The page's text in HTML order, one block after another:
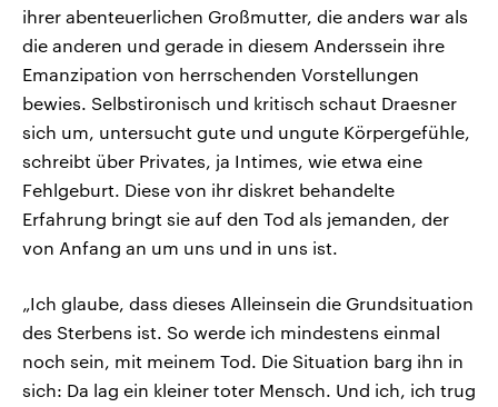
ihrer abenteuerlichen Großmutter, die anders war als
die anderen und gerade in diesem Anderssein ihre
Emanzipation von herrschenden Vorstellungen
bewies. Selbstironisch und kritisch schaut Draesner
sich um, untersucht gute und ungute Körpergefühle,
schreibt über Privates, ja Intimes, wie etwa eine
Fehlgeburt. Diese von ihr diskret behandelte
Erfahrung bringt sie auf den Tod als jemanden, der
von Anfang an um uns und in uns ist.
„Ich glaube, dass dieses Alleinsein die Grundsituation
des Sterbens ist. So werde ich mindestens einmal
noch sein, mit meinem Tod. Die Situation barg ihn in
sich: Da lag ein kleiner toter Mensch. Und ich, ich trug